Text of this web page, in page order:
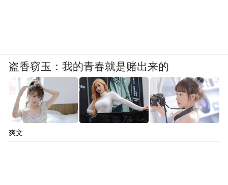
盗香窃玉：我的青春就是赌出来的
爽文